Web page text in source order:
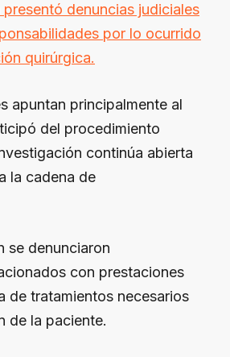
denuncias judiciales
por lo ocurrido
quirúrgica.
apuntan principalmente al
del procedimiento
continúa abierta
la cadena de
se denunciaron
con prestaciones
de tratamientos necesarios
de la paciente.